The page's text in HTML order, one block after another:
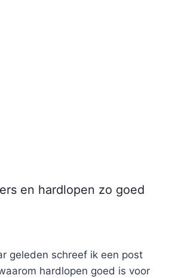
en hardlopen zo goed
geleden schreef ik een post
hardlopen goed is voor